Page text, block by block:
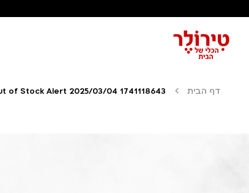
דף הבית of Stock Alert 2025/03/04 1741118643